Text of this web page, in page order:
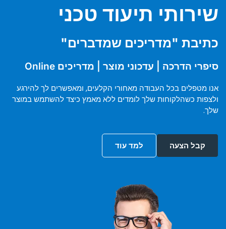
שירותי תיעוד טכני
כתיבת "מדריכים שמדברים"
סיפרי הדרכה | עדכוני מוצר | מדריכים Online
אנו מטפלים בכל העבודה מאחורי הקלעים, ומאפשרים לך להירגע
ולצפות כשהלקוחות שלך לומדים ללא מאמץ כיצד להשתמש במוצר
שלך.
קבל הצעה למד עוד